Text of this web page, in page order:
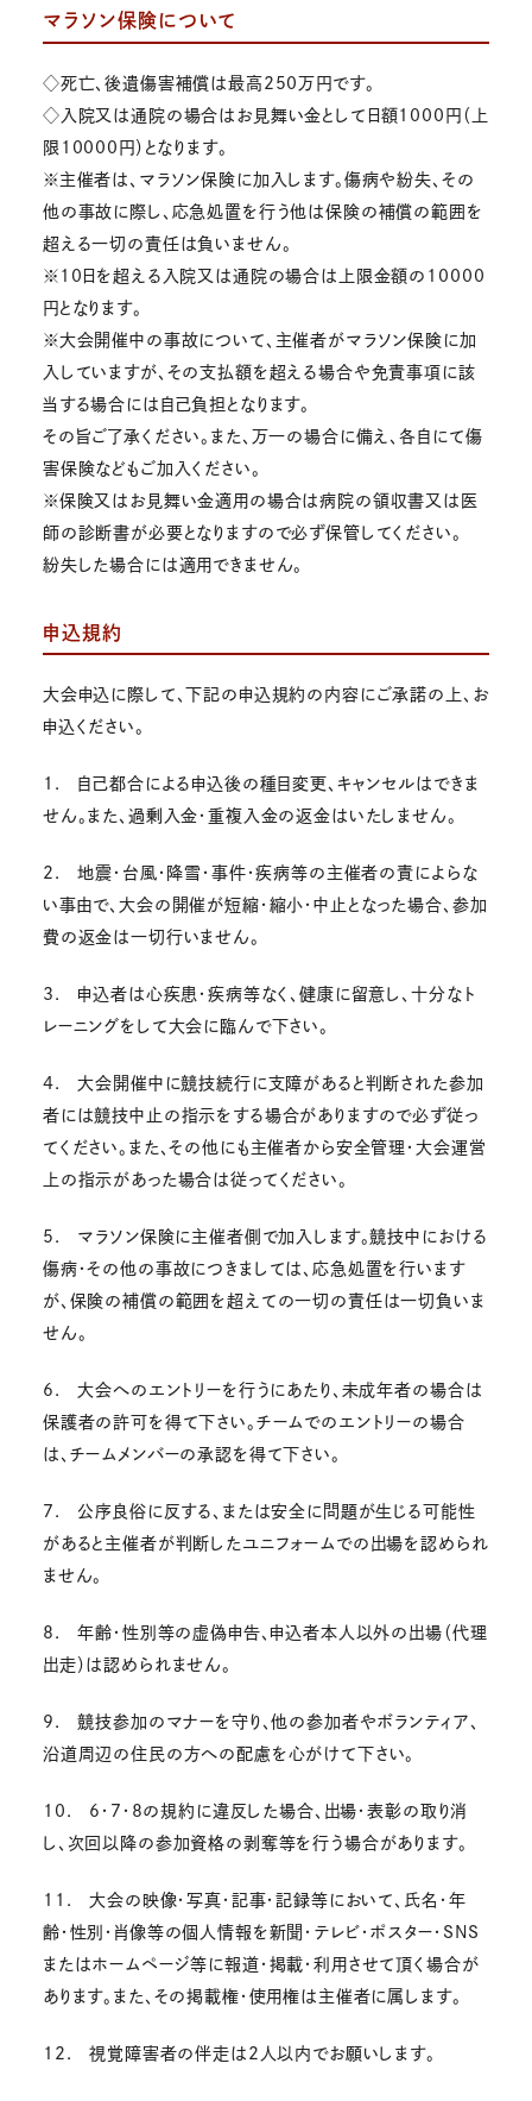
マラソン保険について
◇死亡、後遺傷害補償は最高250万円です。
◇入院又は通院の場合はお見舞い金として日額1000円（上
限10000円）となります。
※主催者は、マラソン保険に加入します。傷病や紛失、その
他の事故に際し、応急処置を行う他は保険の補償の範囲を
超える一切の責任は負いません。
※10日を超える入院又は通院の場合は上限金額の10000
円となります。
※大会開催中の事故について、主催者がマラソン保険に加
入していますが、その支払額を超える場合や免責事項に該
当する場合には自己負担となります。
その旨ご了承ください。また、万一の場合に備え、各自にて傷
害保険などもご加入ください。
※保険又はお見舞い金適用の場合は病院の領収書又は医
師の診断書が必要となりますので必ず保管してください。
紛失した場合には適用できません。
申込規約
大会申込に際して、下記の申込規約の内容にご承諾の上、お
申込ください。
1. 自己都合による申込後の種目変更、キャンセルはできま
せん。また、過剰入金・重複入金の返金はいたしません。
2. 地震・台風・降雪・事件・疾病等の主催者の責によらな
い事由で、大会の開催が短縮・縮小・中止となった場合、参加
費の返金は一切行いません。
3. 申込者は心疾患・疾病等なく、健康に留意し、十分なト
レーニングをして大会に臨んで下さい。
4. 大会開催中に競技続行に支障があると判断された参加
者には競技中止の指示をする場合がありますので必ず従っ
てください。また、その他にも主催者から安全管理・大会運営
上の指示があった場合は従ってください。
5. マラソン保険に主催者側で加入します。競技中における
傷病・その他の事故につきましては、応急処置を行います
が、保険の補償の範囲を超えての一切の責任は一切負いま
せん。
6. 大会へのエントリーを行うにあたり、未成年者の場合は
保護者の許可を得て下さい。チームでのエントリーの場合
は、チームメンバーの承認を得て下さい。
7. 公序良俗に反する、または安全に問題が生じる可能性
があると主催者が判断したユニフォームでの出場を認められ
ません。
8. 年齢・性別等の虚偽申告、申込者本人以外の出場（代理
出走）は認められません。
9. 競技参加のマナーを守り、他の参加者やボランティア、
沿道周辺の住民の方への配慮を心がけて下さい。
10. 6・7・8の規約に違反した場合、出場・表彰の取り消
し、次回以降の参加資格の剥奪等を行う場合があります。
11. 大会の映像・写真・記事・記録等において、氏名・年
齢・性別・肖像等の個人情報を新聞・テレビ・ポスター・SNS
またはホームページ等に報道・掲載・利用させて頂く場合が
あります。また、その掲載権・使用権は主催者に属します。
12. 視覚障害者の伴走は2人以内でお願いします。